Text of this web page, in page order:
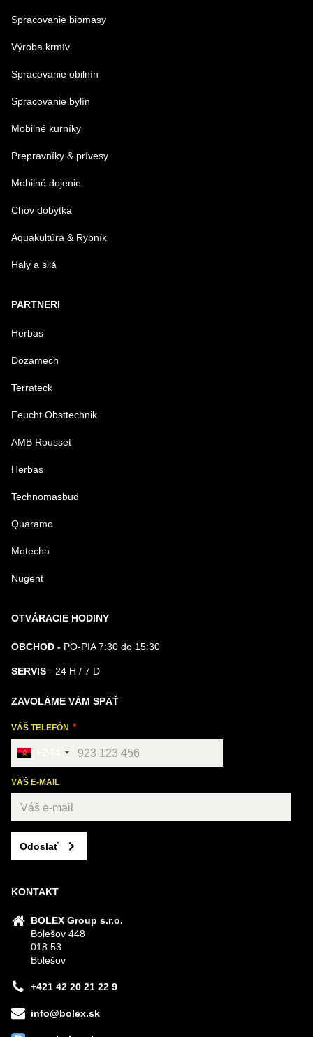
Spracovanie biomasy
Výroba krmív
Spracovanie obilnín
Spracovanie bylín
Mobilné kurníky
Prepravníky & prívesy
Mobilné dojenie
Chov dobytka
Aquakultúra & Rybník
Haly a silá
PARTNERI
Herbas
Dozamech
Terrateck
Feucht Obsttechnik
AMB Rousset
Herbas
Technomasbud
Quaramo
Motecha
Nugent
OTVÁRACIE HODINY
OBCHOD - PO-PIA 7:30 do 15:30
SERVIS - 24 H / 7 D
ZAVOLÁME VÁM SPÄŤ
VÁŠ TELEFÓN
VÁŠ E-MAIL
Odoslať
KONTAKT
BOLEX Group s.r.o.
Bolešov 448
018 53
Bolešov
+421 42 20 21 22 9
info@bolex.sk